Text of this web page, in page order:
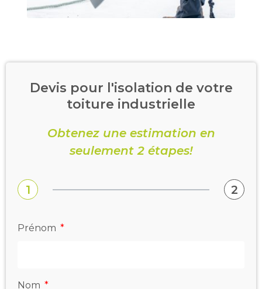
Devis pour l'isolation de votre
toiture industrielle
Obtenez une estimation en
seulement 2 étapes!
1 2
Prénom
Nom